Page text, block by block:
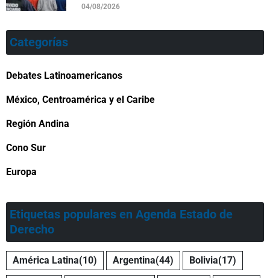
04/08/2026
Categorías
Debates Latinoamericanos
México, Centroamérica y el Caribe
Región Andina
Cono Sur
Europa
Etiquetas populares en Agenda Estado de
Derecho
América Latina(10) Argentina(44) Bolivia(17)